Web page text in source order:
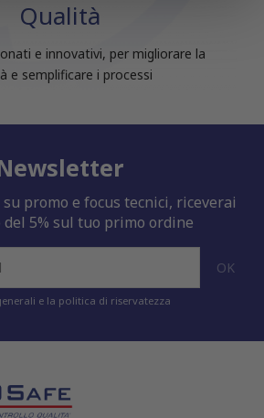
i quali potrebbero combinarle
dei loro servizi.
Qualità
e innovativi, per migliorare la
e semplificare i processi
promo e focus tecnici, riceverai
del 5% sul tuo primo ordine
e la politica di riservatezza